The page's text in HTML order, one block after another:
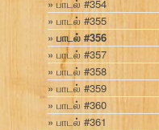
பாடல் #354
பாடல் #355
பாடல் #356
பாடல் #357
பாடல் #358
பாடல் #359
பாடல் #360
பாடல் #361